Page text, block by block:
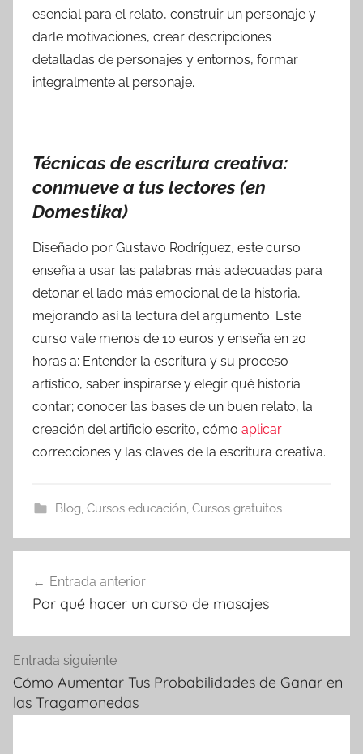
esencial para el relato, construir un personaje y
darle motivaciones, crear descripciones
detalladas de personajes y entornos, formar
integralmente al personaje.
Técnicas de escritura creativa:
conmueve a tus lectores (en
Domestika)
Diseñado por Gustavo Rodríguez, este curso
enseña a usar las palabras más adecuadas para
detonar el lado más emocional de la historia,
mejorando así la lectura del argumento. Este
curso vale menos de 10 euros y enseña en 20
horas a: Entender la escritura y su proceso
artístico, saber inspirarse y elegir qué historia
contar; conocer las bases de un buen relato, la
creación del artificio escrito, cómo aplicar
correcciones y las claves de la escritura creativa.
Blog, Cursos educación, Cursos gratuitos
de
Entrada anterior
Por qué hacer un curso de masajes
Entrada siguiente
Cómo Aumentar Tus Probabilidades de Ganar en
las Tragamonedas